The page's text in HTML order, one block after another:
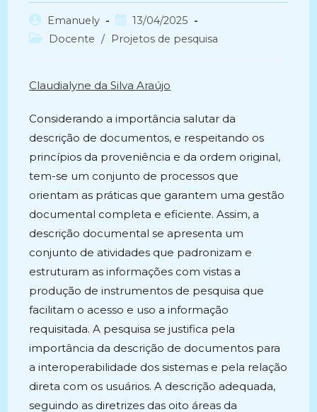
Autor
do
Emanuely
Post
publicado:
13/04/2025
Categoria
Docente / Projetos de pesquisa
Claudialyne da Silva Araújo
Considerando a importância salutar da
descrição de documentos, e respeitando os
princípios da proveniência e da ordem original,
tem-se um conjunto de processos que
orientam as práticas que garantem uma gestão
documental completa e eficiente. Assim, a
descrição documental se apresenta um
conjunto de atividades que padronizam e
estruturam as informações com vistas a
produção de instrumentos de pesquisa que
facilitam o acesso e uso a informação
requisitada. A pesquisa se justifica pela
importância da descrição de documentos para
a interoperabilidade dos sistemas e pela relação
direta com os usuários. A descrição adequada,
seguindo as diretrizes das oito áreas da